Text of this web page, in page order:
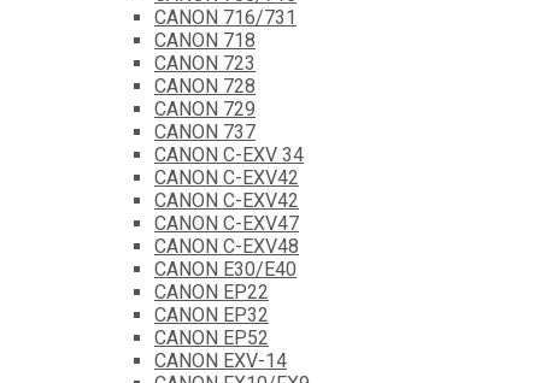
CANON 716/731
CANON 718
CANON 723
CANON 728
CANON 729
CANON 737
CANON C-EXV 34
CANON C-EXV42
CANON C-EXV42
CANON C-EXV47
CANON C-EXV48
CANON E30/E40
CANON EP22
CANON EP32
CANON EP52
CANON EXV-14